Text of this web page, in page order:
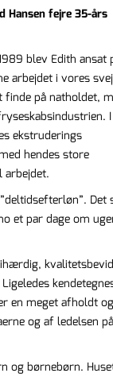
Hansen fejre 35-års
blev Edith ansat
arbejdet i vores
på natholdet,
I
ekstruderings
hendes store
Det
et par dage om
en meget afholdt og
og af ledelsen på
og børnebørn.